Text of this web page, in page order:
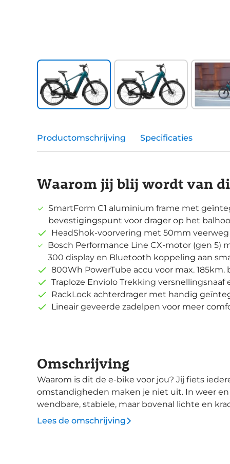
Productomschrijving Specificaties
Waarom jij blij wordt van
SmartForm C1 aluminium frame met
bevestigingspunt voor drager op het
HeadShok-voorvering met 50mm veerweg
Bosch Performance Line CX-motor (gen 5)
300 display en Bluetooth koppeling aan
800Wh PowerTube accu voor max. 185km.
Traploze Enviolo Trekking versnellingsnaaf
RackLock achterdrager met handig
Lineair geveerde zadelpen voor meer
Omschrijving
Waarom is dit de e-bike voor jou? Jij fiets iedere dag, het liefst ook in het weekend. En de
omstandigheden maken je niet uit. In weer
wendbare, stabiele, maar bovenal lichte en
Bosch Performance Line CX ondersteuning
Lees de omschrijving